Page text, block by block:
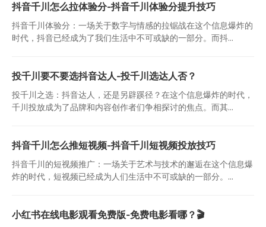
抖音千川怎么拉体验分-抖音千川体验分提升技巧
抖音千川体验分：一场关于数字与情感的拉锯战在这个信息爆炸的
时代，抖音已经成为了我们生活中不可或缺的一部分。而抖...
投千川要不要选抖音达人-投千川选达人否？
投千川之选：抖音达人，还是另辟蹊径？在这个信息爆炸的时代，
千川投放成为了品牌和内容创作者们争相探讨的焦点。而其...
抖音千川怎么推短视频-抖音千川短视频投放技巧
抖音千川的短视频推广：一场关于艺术与技术的邂逅在这个信息爆
炸的时代，短视频已经成为人们生活中不可或缺的一部分。...
小红书在线电影观看免费版-免费电影看哪？🎬